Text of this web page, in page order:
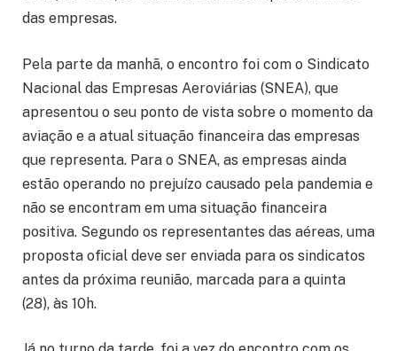
das empresas.
Pela parte da manhã, o encontro foi com o Sindicato
Nacional das Empresas Aeroviárias (SNEA), que
apresentou o seu ponto de vista sobre o momento da
aviação e a atual situação financeira das empresas
que representa. Para o SNEA, as empresas ainda
estão operando no prejuízo causado pela pandemia e
não se encontram em uma situação financeira
positiva. Segundo os representantes das aéreas, uma
proposta oficial deve ser enviada para os sindicatos
antes da próxima reunião, marcada para a quinta
(28), às 10h.